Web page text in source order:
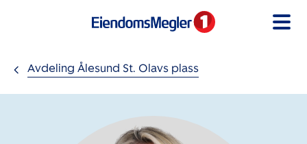
Avdeling Ålesund St. Olavs plass